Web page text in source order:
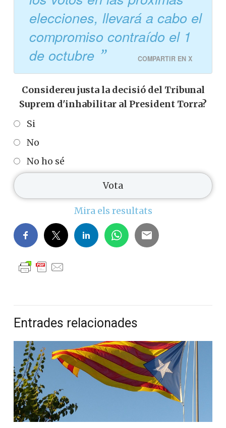
elecciones, llevará a cabo el
compromiso contraído el 1
de octubre
COMPARTIR EN X
Considereu justa la decisió del Tribunal
Suprem d'inhabilitar al President Torra?
Si
No
No ho sé
Mira els resultats
Entrades relacionades